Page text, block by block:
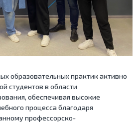
образовательных практик активно
студентов в области
обеспечивая высокие
процесса благодаря
профессорско-